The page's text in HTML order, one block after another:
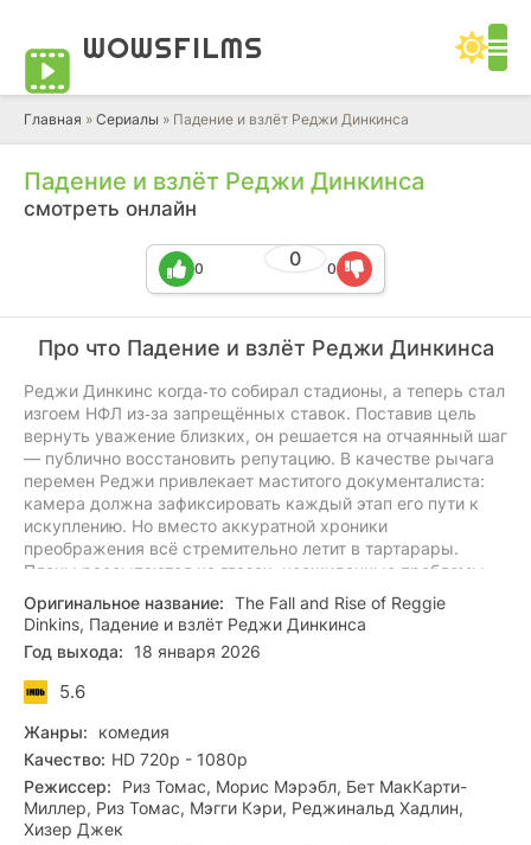
WOWSFILMS
Главная » Сериалы » Падение и взлёт Реджи Динкинса
Падение и взлёт Реджи Динкинса
смотреть онлайн
0
0 0
Про что Падение и взлёт Реджи Динкинса
Реджи Динкинс когда‑то собирал стадионы, а теперь стал
изгоем НФЛ из‑за запрещённых ставок. Поставив цель
вернуть уважение близких, он решается на отчаянный шаг
— публично восстановить репутацию. В качестве рычага
перемен Реджи привлекает маститого документалиста:
камера должна зафиксировать каждый этап его пути к
искуплению. Но вместо аккуратной хроники
преображения всё стремительно летит в тартарары.
Планы рассыпаются на глазах, неожиданные проблемы
нарастают как снежный ком, и затея, призванная спасти
репутацию, стремительно превращается в
неуправляемый хаос.
Оригинальное название: The Fall and Rise of Reggie
Dinkins, Падение и взлёт Реджи Динкинса
Год выхода:
18 января 2026
5.6
Жанры:
комедия
Качество: HD 720p - 1080p
Режиссер:
Риз Томас, Морис Мэрэбл, Бет МакКарти-
Миллер, Риз Томас, Мэгги Кэри, Реджинальд Хадлин,
Хизер Джек